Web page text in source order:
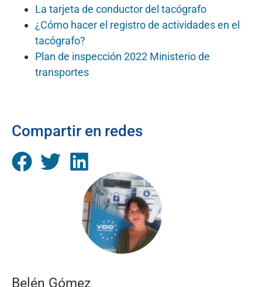
La tarjeta de conductor del tacógrafo
¿Cómo hacer el registro de actividades en el
tacógrafo?
Plan de inspección 2022 Ministerio de
transportes
Compartir en redes
Belén Gómez